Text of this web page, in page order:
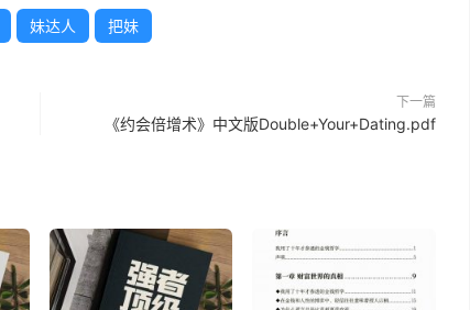
妹达人 把妹
下一篇
《约会倍增术》中文版Double+Your+Dating.pdf